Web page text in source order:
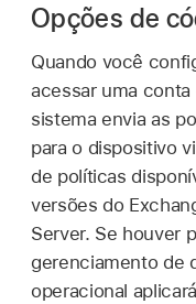
Opções de
Quando você
acessar uma
sistema envia as
para o dispositivo
de políticas
versões do
Server. Se houver
gerenciamento de
operacional